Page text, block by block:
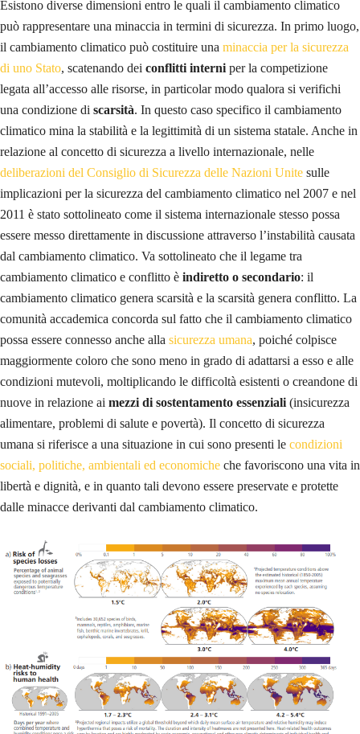
Esistono diverse dimensioni entro le quali il cambiamento climatico
può rappresentare una minaccia in termini di sicurezza. In primo luogo,
il cambiamento climatico può costituire una minaccia per la sicurezza
di uno Stato, scatenando dei conflitti interni per la competizione
legata all’accesso alle risorse, in particolar modo qualora si verifichi
una condizione di scarsità. In questo caso specifico il cambiamento
climatico mina la stabilità e la legittimità di un sistema statale. Anche in
relazione al concetto di sicurezza a livello internazionale, nelle
deliberazioni del Consiglio di Sicurezza delle Nazioni Unite sulle
implicazioni per la sicurezza del cambiamento climatico nel 2007 e nel
2011 è stato sottolineato come il sistema internazionale stesso possa
essere messo direttamente in discussione attraverso l’instabilità causata
dal cambiamento climatico. Va sottolineato che il legame tra
cambiamento climatico e conflitto è indiretto o secondario: il
cambiamento climatico genera scarsità e la scarsità genera conflitto. La
comunità accademica concorda sul fatto che il cambiamento climatico
possa essere connesso anche alla sicurezza umana, poiché colpisce
maggiormente coloro che sono meno in grado di adattarsi a esso e alle
condizioni mutevoli, moltiplicando le difficoltà esistenti o creandone di
nuove in relazione ai mezzi di sostentamento essenziali (insicurezza
alimentare, problemi di salute e povertà). Il concetto di sicurezza
umana si riferisce a una situazione in cui sono presenti le condizioni
sociali, politiche, ambientali ed economiche che favoriscono una vita in
libertà e dignità, e in quanto tali devono essere preservate e protette
dalle minacce derivanti dal cambiamento climatico.